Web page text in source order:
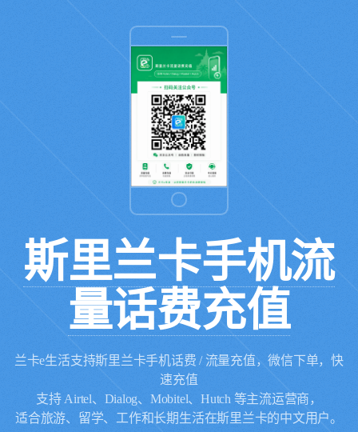
斯里兰卡手机流
量话费充值
兰卡e生活支持斯里兰卡手机话费 / 流量充值，微信下单，快
速充值
支持 Airtel、Dialog、Mobitel、Hutch 等主流运营商，
适合旅游、留学、工作和长期生活在斯里兰卡的中文用户。